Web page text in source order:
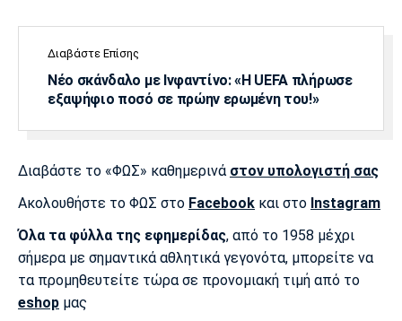
Διαβάστε Επίσης
Νέο σκάνδαλο με Ινφαντίνο: «Η UEFA πλήρωσε
εξαψήφιο ποσό σε πρώην ερωμένη του!»
Διαβάστε το «ΦΩΣ» καθημερινά στον υπολογιστή σας
Ακολουθήστε το ΦΩΣ στο Facebook και στο Instagram
Όλα τα φύλλα της εφημερίδας, από το 1958 μέχρι
σήμερα με σημαντικά αθλητικά γεγονότα, μπορείτε να
τα προμηθευτείτε τώρα σε προνομιακή τιμή από το
eshop μας